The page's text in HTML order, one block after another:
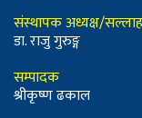
संस्थापक अध्यक्ष/
डा. राजु गुरुङ्ग
सम्पादक
श्रीकृष्ण ढकाल